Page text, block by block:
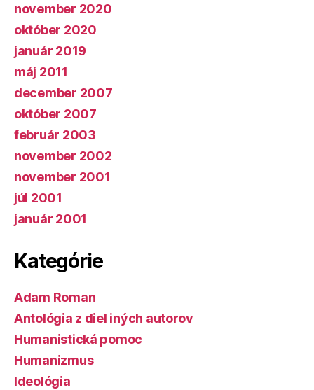
november 2020
október 2020
január 2019
máj 2011
december 2007
október 2007
február 2003
november 2002
november 2001
júl 2001
január 2001
Kategórie
Adam Roman
Antológia z diel iných autorov
Humanistická pomoc
Humanizmus
Ideológia